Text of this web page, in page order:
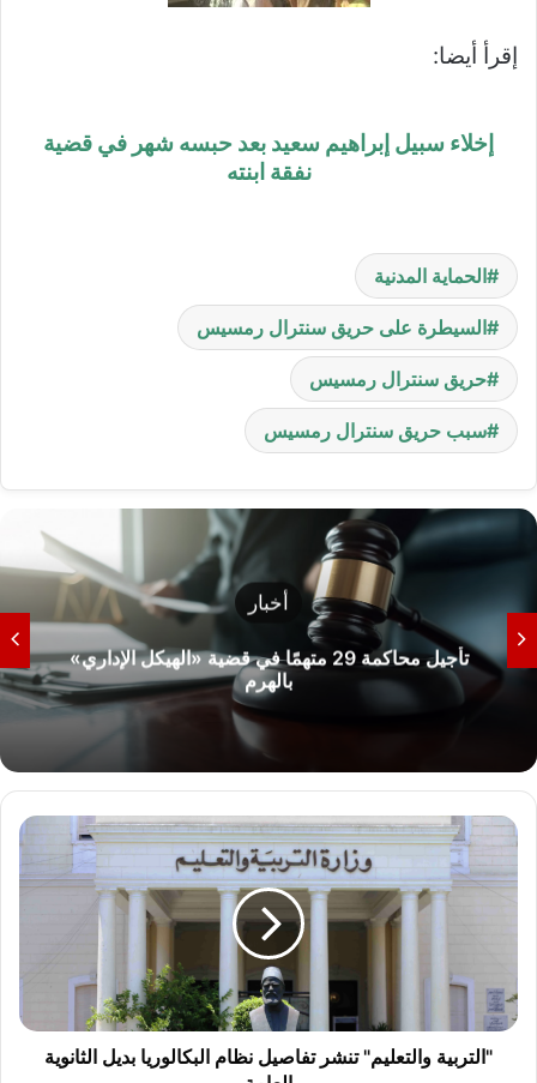
إقرأ أيضا:
إخلاء سبيل إبراهيم سعيد بعد حبسه شهر في قضية
نفقة ابنته
الحماية المدنية
السيطرة على حريق سنترال رمسيس
حريق سنترال رمسيس
سبب حريق سنترال رمسيس
أخبار
تأجيل محاكمة 29 متهمًا في قضية «الهيكل الإداري»
بالهرم
"
ا
ل
ت
ي
ة
و
"التربية والتعليم" تنشر تفاصيل نظام البكالوريا بديل الثانوية